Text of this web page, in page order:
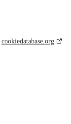
cookiedatabase.org